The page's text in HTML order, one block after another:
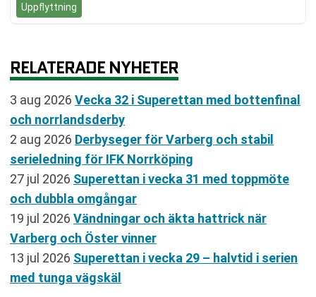
Uppflyttning
RELATERADE NYHETER
3 aug 2026 Vecka 32 i Superettan med bottenfinal
och norrlandsderby
2 aug 2026 Derbyseger för Varberg och stabil
serieledning för IFK Norrköping
27 jul 2026 Superettan i vecka 31 med toppmöte
och dubbla omgångar
19 jul 2026 Vändningar och äkta hattrick när
Varberg och Öster vinner
13 jul 2026 Superettan i vecka 29 – halvtid i serien
med tunga vägskäl